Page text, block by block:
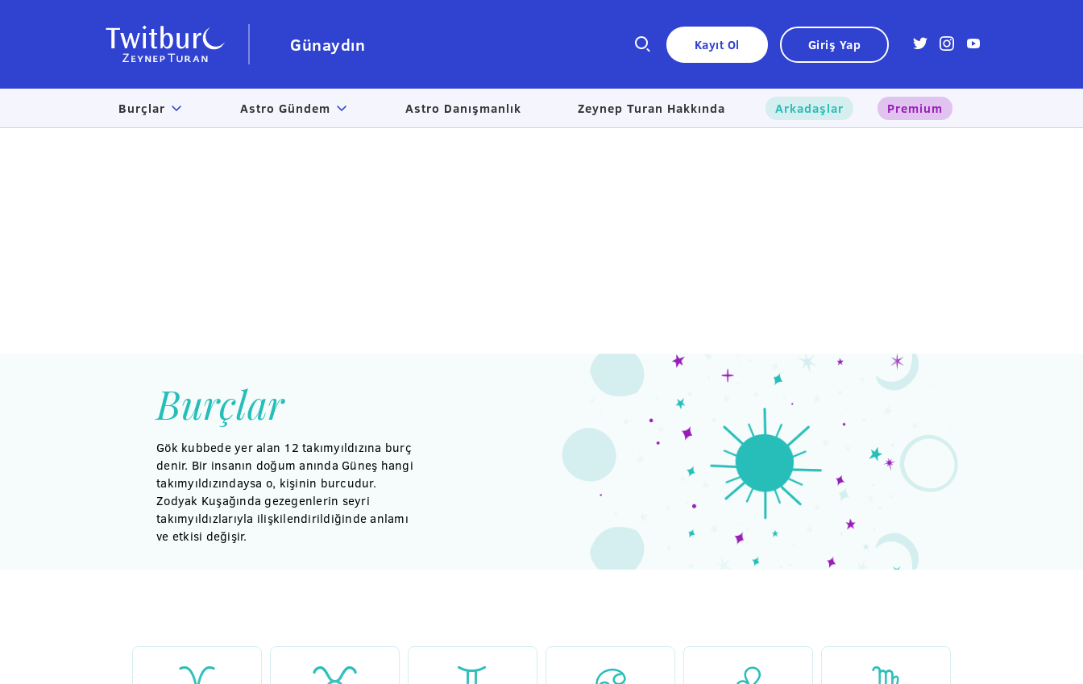
Günaydın Kayıt Ol Giriş Yap
Burçlar Astro Gündem Astro Danışmanlık Zeynep Turan Hakkında Arkadaşlar Premium
Burçlar
Gök kubbede yer alan 12 takımyıldızına burç
denir. Bir insanın doğum anında Güneş hangi
takımyıldızındaysa o, kişinin burcudur.
Zodyak Kuşağında gezegenlerin seyri
takımyıldızlarıyla ilişkilendirildiğinde anlamı
ve etkisi değişir.